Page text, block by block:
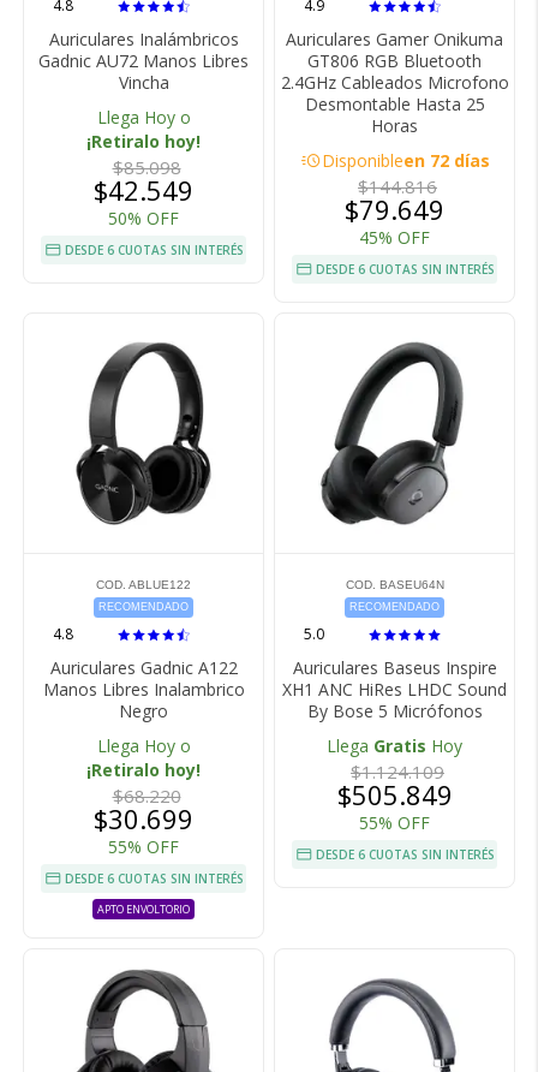
4.8
Auriculares Inalámbricos
Gadnic AU72 Manos Libres
Vincha
Llega Hoy o
¡Retiralo hoy!
$85.098
$42.549
50% OFF
DESDE 6 CUOTAS SIN INTERÉS
4.9
Auriculares Gamer Onikuma
GT806 RGB Bluetooth
2.4GHz Cableados Microfono
Desmontable Hasta 25
Horas
acuteDisponibleen 72 días
$144.816
$79.649
45% OFF
DESDE 6 CUOTAS SIN INTERÉS
COD. ABLUE122
RECOMENDADO
4.8
Auriculares Gadnic A122
Manos Libres Inalambrico
Negro
Llega Hoy o
¡Retiralo hoy!
$68.220
$30.699
55% OFF
DESDE 6 CUOTAS SIN INTERÉS
APTO ENVOLTORIO
COD. BASEU64N
RECOMENDADO
5.0
Auriculares Baseus Inspire
XH1 ANC HiRes LHDC Sound
By Bose 5 Micrófonos
Llega Gratis Hoy
$1.124.109
$505.849
55% OFF
DESDE 6 CUOTAS SIN INTERÉS